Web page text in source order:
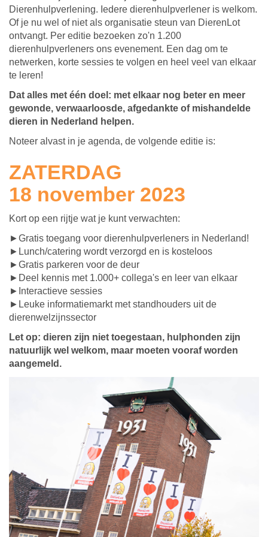
Dierenhulpverlening. Iedere dierenhulpverlener is welkom.
Of je nu wel of niet als organisatie steun van DierenLot
ontvangt. Per editie bezoeken zo'n 1.200
dierenhulpverleners ons evenement. Een dag om te
netwerken, korte sessies te volgen en heel veel van elkaar
te leren!
Dat alles met één doel: met elkaar nog beter en meer
gewonde, verwaarloosde, afgedankte of mishandelde
dieren in Nederland helpen.
Noteer alvast in je agenda, de volgende editie is:
ZATERDAG
18 november 2023
Kort op een rijtje wat je kunt verwachten:
►Gratis toegang voor dierenhulpverleners in Nederland!
►Lunch/catering wordt verzorgd en is kosteloos
►Gratis parkeren voor de deur
►Deel kennis met 1.000+ collega's en leer van elkaar
►Interactieve sessies
►Leuke informatiemarkt met standhouders uit de
dierenwelzijnssector
Let op: dieren zijn niet toegestaan, hulphonden zijn
natuurlijk wel welkom, maar moeten vooraf worden
aangemeld.